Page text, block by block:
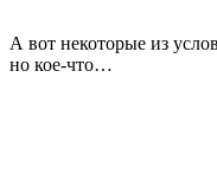
А вот некоторые из
но кое-что…